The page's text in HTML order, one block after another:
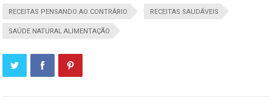
RECEITAS PENSANDO AO CONTRÁRIO RECEITAS SAUDÁVEIS
SAÚDE NATURAL ALIMENTAÇÃO